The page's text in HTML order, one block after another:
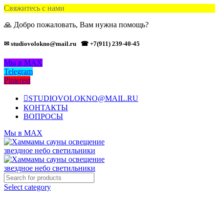
Свяжитесь с нами
🙏 Добро пожаловать, Вам нужна помощь?
✉ studiovolokno@mail.ru ☎ +7(911) 239-40-45
Мы в MAX
Telegram
Pinterest
STUDIOVOLOKNO@MAIL.RU
КОНТАКТЫ
ВОПРОСЫ
Мы в MAX
Select category